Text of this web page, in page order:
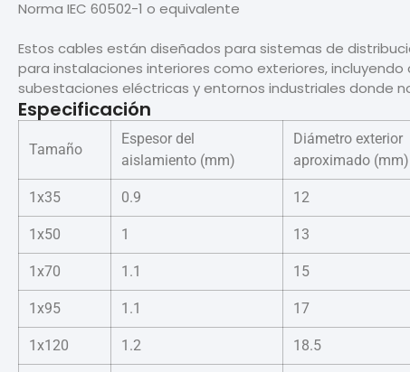
Norma IEC 60502-1 o equivalente
Estos cables están diseñados para sistemas de
para instalaciones interiores como exteriores,
subestaciones eléctricas y entornos industriales donde
Especificación
Tamaño
Espesor del
aislamiento (mm)
Diámetro exterior
aproximado (mm)
1x35 0.9 12
1x50 1 13
1x70 1.1 15
1x95 1.1 17
1x120 1.2 18.5